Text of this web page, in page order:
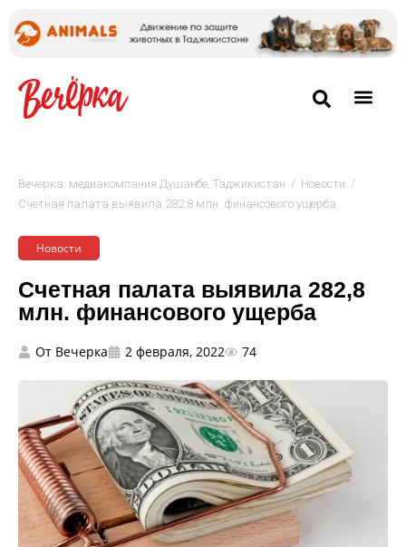
Вечёрка: медиакомпания Душанбе, Таджикистан / Новости /
Счетная палата выявила 282,8 млн. финансового ущерба
Новости
Счетная палата выявила 282,8
млн. финансового ущерба
От Вечерка 2 февраля, 2022 74